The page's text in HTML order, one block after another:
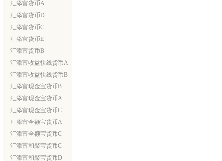
汇添富货币A
汇添富货币D
汇添富货币C
汇添富货币E
汇添富货币B
汇添富收益快线货币A
汇添富收益快线货币B
汇添富现金宝货币B
汇添富现金宝货币A
汇添富现金宝货币C
汇添富全额宝货币A
汇添富全额宝货币C
汇添富和聚宝货币C
汇添富和聚宝货币D